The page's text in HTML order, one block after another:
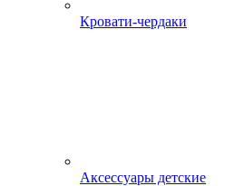
Кровати-чердаки
Аксессуары детские